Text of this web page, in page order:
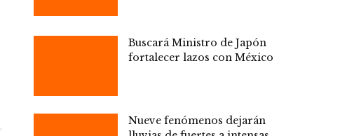
Buscará Ministro de Japón
fortalecer lazos con México
Nueve fenómenos dejarán